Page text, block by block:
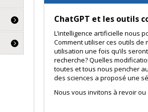
ChatGPT et les outils
L’intelligence artificielle nous
Comment utiliser ces outils
utilisation une fois qu’ils
recherche? Quelles
toutes et tous nous pencher
des sciences a proposé une
Nous vous invitons à revoir